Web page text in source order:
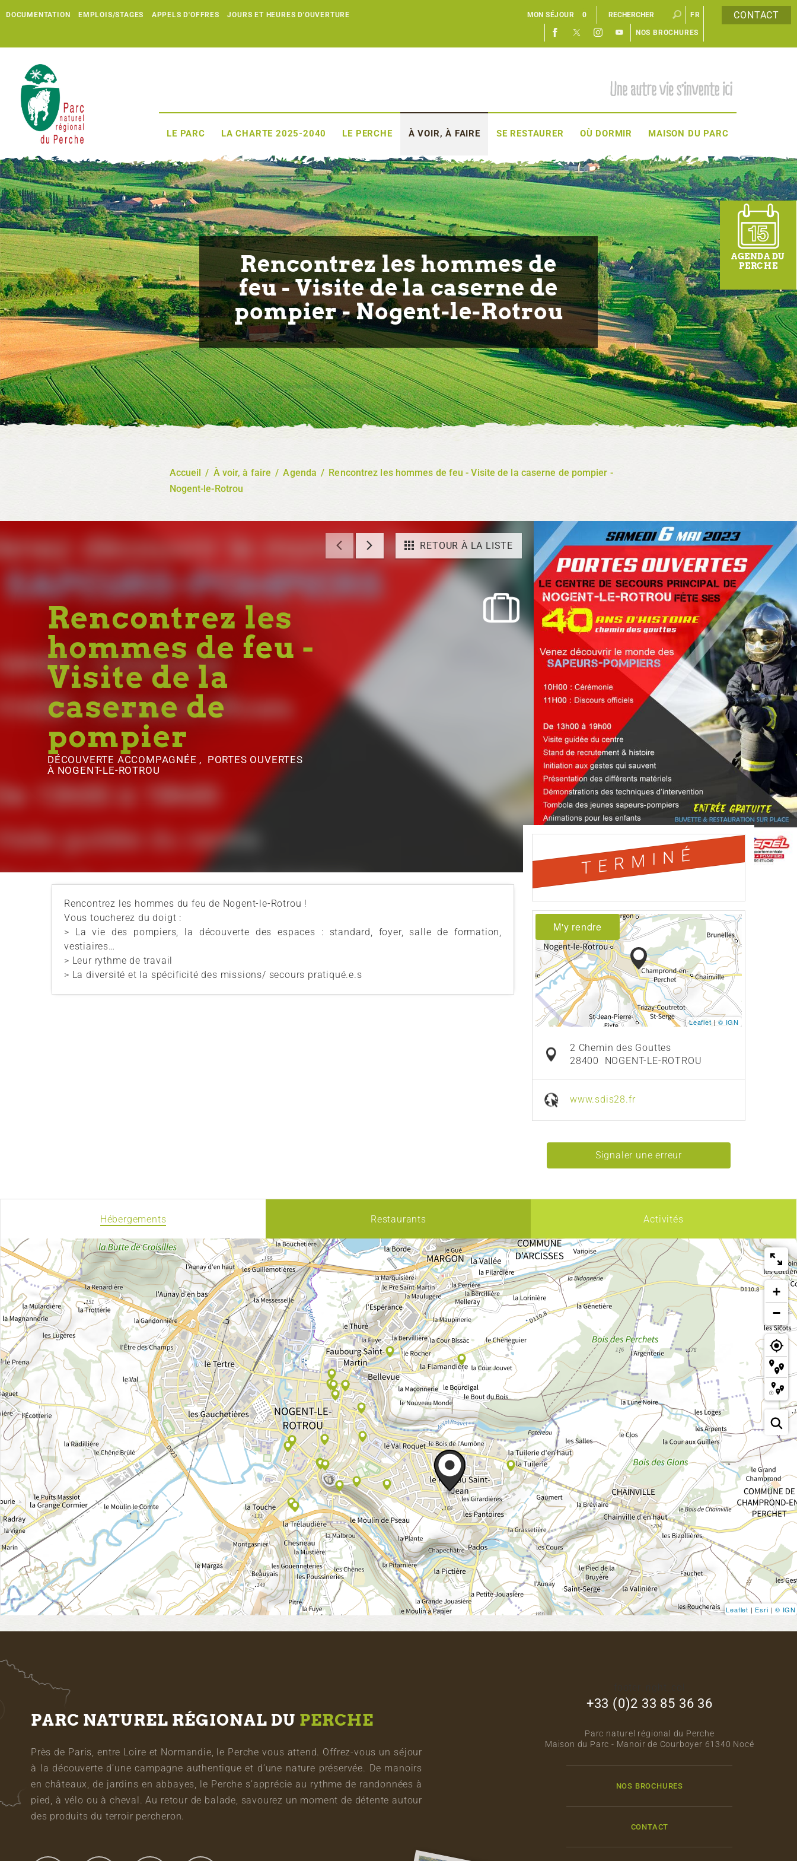
CONTACT
DOCUMENTATION EMPLOIS/STAGES APPELS D'OFFRES JOURS ET HEURES D'OUVERTURE
EN
FR
MON SÉJOUR 0
NOS BROCHURES
LE PARC LA CHARTE 2025-2040 LE PERCHE À VOIR, À FAIRE SE RESTAURER OÙ DORMIR MAISON DU PARC
Rencontrez les hommes de
feu - Visite de la caserne de
pompier - Nogent-le-Rotrou
Accueil / À voir, à faire / Agenda / Rencontrez les hommes de feu - Visite de la caserne de pompier -
Nogent-le-Rotrou
AGENDA DU
PERCHE
RETOUR À LA LISTE
Rencontrez les
hommes de feu -
Visite de la
caserne de
pompier
DÉCOUVERTE ACCOMPAGNÉE , PORTES OUVERTES
À NOGENT-LE-ROTROU
Rencontrez les hommes du feu de Nogent-le-Rotrou !
Vous toucherez du doigt :
> La vie des pompiers, la découverte des espaces : standard, foyer, salle de formation,
vestiaires…
> Leur rythme de travail
> La diversité et la spécificité des missions/ secours pratiqué.e.s
TERMINÉ
M'y rendre
Leaflet | © IGN
2 Chemin des Gouttes
28400
NOGENT-LE-ROTROU
www.sdis28.fr
Signaler une erreur
Hébergements Restaurants Activités
+
−
Leaflet | Esri | © IGN
PARC NATUREL RÉGIONAL DU PERCHE
Près de Paris, entre Loire et Normandie, le Perche vous attend. Offrez-vous un séjour
à la découverte d’une campagne authentique et d’une nature préservée. De manoirs
en châteaux, de jardins en abbayes, le Perche s’apprécie au rythme de randonnées à
pied, à vélo ou à cheval. Au retour de balade, savourez un moment de détente autour
des produits du terroir percheron.
+33 (0)2 33 85 36 36
Parc naturel régional du Perche
Maison du Parc - Manoir de Courboyer 61340 Nocé
NOS BROCHURES
CONTACT